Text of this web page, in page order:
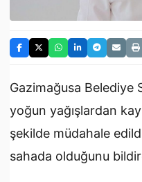
Gazimağusa Belediye
yoğun yağışlardan
şekilde müdahale
sahada olduğunu